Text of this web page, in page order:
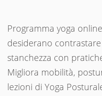
Programma yoga
desiderano
stanchezza con
Migliora mobilità,
lezioni di Yoga